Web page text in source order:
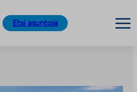
Etsi asuntoja